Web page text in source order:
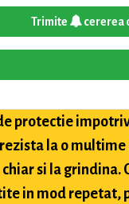
Trimite cererea
protectie
la o
si la
in mod